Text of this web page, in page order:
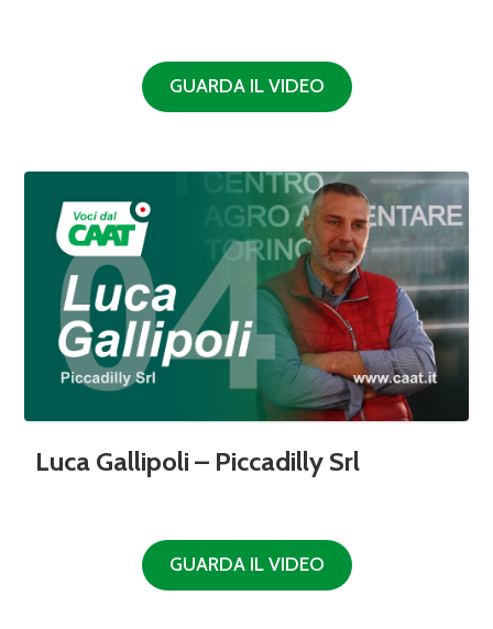
GUARDA IL VIDEO
Luca Gallipoli – Piccadilly Srl
GUARDA IL VIDEO